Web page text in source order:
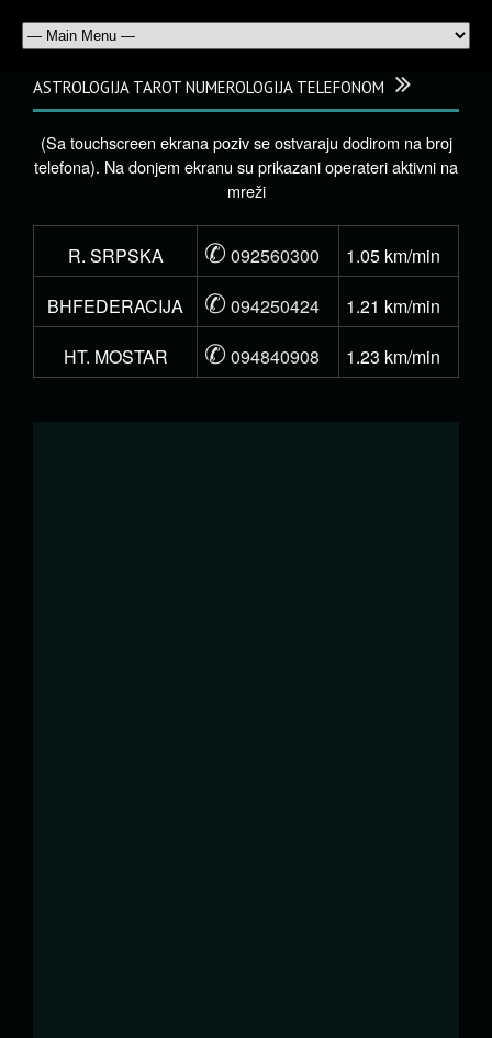
ASTROLOGIJA TAROT NUMEROLOGIJA TELEFONOM
(Sa touchscreen ekrana poziv se ostvaraju dodirom na broj
telefona). Na donjem ekranu su prikazani operateri aktivni na
mreži
R. SRPSKA ✆ 092560300
1.05 km/min
BHFEDERACIJA
✆ 094250424
1.21 km/min
HT. MOSTAR
✆ 094840908 1.23 km/min